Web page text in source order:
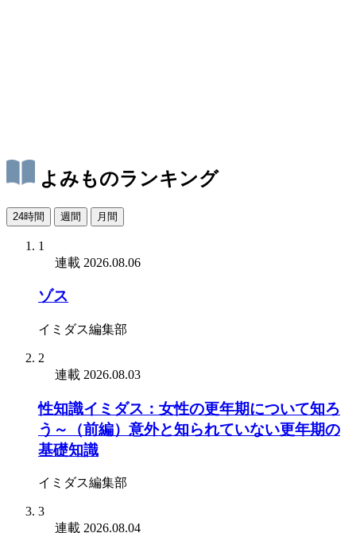
よみものランキング
24時間 週間 月間
1
連載 2026.08.06
ゾス
イミダス編集部
2
連載 2026.08.03
性知識イミダス：女性の更年期について知ろ
う～（前編）意外と知られていない更年期の
基礎知識
イミダス編集部
3
連載 2026.08.04